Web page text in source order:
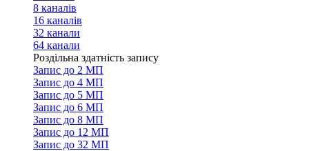
8 каналів
16 каналів
32 канали
64 канали
Роздільна здатність запису
Запис до 2 МП
Запис до 4 МП
Запис до 5 МП
Запис до 6 МП
Запис до 8 МП
Запис до 12 МП
Запис до 32 МП